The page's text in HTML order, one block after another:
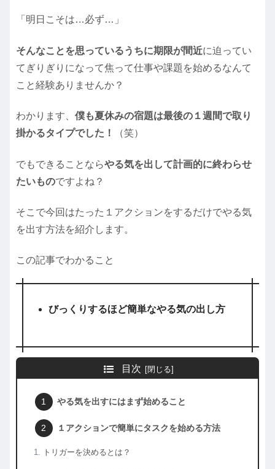
「明日こそは…必ず…」
そんなことを思っているうちに期限が間近に迫ってい
てぎりぎりになって焦って仕事や課題を始めるなんて
こと経験ありませんか？
わかります、 僕も夏休みの宿題は最後の１週間で取り
掛かるタイプでした！
（笑）
でもできることならやる気を出して計画的に終わらせ
たいものですよね？
そこで今回はたった１アクションをするだけでやる気
を出す方法を紹介します。
この記事でわかること
びっくりするほど簡単なやる気の出し方
目次
やる気を出すにはまず始めること
１アクションで簡単にタスクを始める方法
トリガーを決めるとは？